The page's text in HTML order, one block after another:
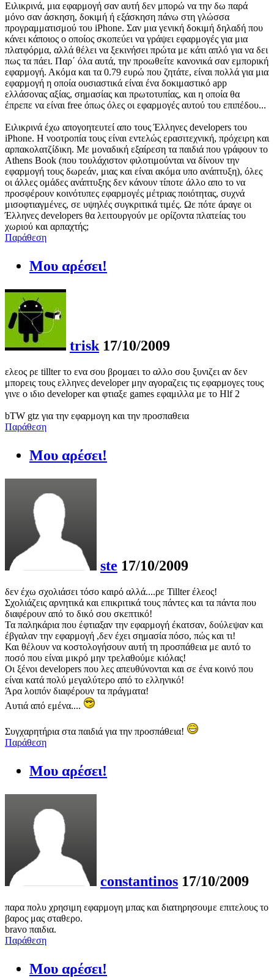
Ειλικρινά, μια εφαρμογή σαν αυτή δεν μπορώ να την δω παρά
μόνο σαν άσκηση, δοκιμή ή εξάσκηση πάνω στη γλώσσα
προγραμματισμού του iPhone. Σαν μια γενική δοκιμή δηλαδή που
κάνει κάποιος ο οποίος σκοπεύει να γράψει εφαρμογές για μια
πλατφόρμα, αλλά θέλει να ξεκινήσει πρώτα με κάτι απλό για να δει
πως τα πάει. Παρ΄ όλα αυτά, την προωθείτε κανονικά σαν εμπορική
εφαρμογή. Ακόμα και τα 0.79 ευρώ που ζητάτε, είναι πολλά για μια
εφαρμογή η οποία ουσιαστικά είναι ένα δοκιμαστικό app
ελλάσονας αξίας, σημασίας και πρωτοτυπίας, και η οποία θα
έπρεπε να είναι free όπως όλες οι εφαρμογές αυτού του επιπέδου...
Ειλικρινά έχω απογοητευτεί απο τους Έλληνες developers του
iPhone. Η νοοτροπία τους είναι εντελώς ερασιτεχνική, πρόχειρη και
αρπακολατζίδικη. Με μοναδική εξαίρεση τα παιδιά που γράφουν το
Athens Book (που τουλάχιστον φιλοτιμούνται να δίνουν την
εφαρμογή τους δωρεάν, μιας και είναι ακόμα υπο ανάπτυξη), όλες
οι άλλες ομάδες ανάπτυξης δεν κάνουν τίποτε άλλο απο το να
προσφέρουν κοινότυπες εφαρμογές μέτριας ποιότητας, συχνά
μισοφτιαγμένες, σε υψηλές συγκριτικά τιμές. Ωε πότε άραγε οι
Έλληνες developers θα λειτουργούν με ορίζοντα πλατείας του
χωριού και αρπαχτής;
Παράθεση
Μου αρέσει!
trisk 17/10/2009
ελεος ρε tillter το ενα σου βρομαει το αλλο σου ξυνιζει αν δεν
μπορεις τους ελληνες developer μην αγοραζεις τις εφαρμογες τους
γινε ο ιδιο developer και φτιαξε games εφαμιλλα με το Hlf 2
bTW gtz για την εφαρμογη και την προσπαθεια
Παράθεση
Μου αρέσει!
ste 17/10/2009
δεν έχω σχολιάσει τόσο καιρό αλλά....ρε Tillter έλεος!
Σχολιάζεις αρνητικά και επικριτικά τους πάντες και τα πάντα που
διαφέρουν από το δικό σου σκεπτικό!
Τα παληκάρια που έφτιαξαν την εφαρμογή έκατσαν, δούλεψαν και
έβγαλαν την εφαρμογή ,δεν έχει σημασία πόσο, πώς και τι!
Και θέλουν να κοστολογήσουν αυτή τη προσπάθεια με αυτό το
ποσό που είναι μικρό μην τρελαθούμε κιόλας!
Οι ξένοι developers που λες απευθύνονται και σε ένα κοινό που
είναι κατά πολύ μεγαλύτερο από το ελληνικό!
Άρα λοιπόν διαφέρουν τα πράγματα!
Αυτιά από εμένα....
Συγχαρητήρια στα παιδιά για την προσπάθεια!
Παράθεση
Μου αρέσει!
constantinos 17/10/2009
παρα πολυ χρησιμη εφαρμογη μπας και διατηρησουμε επιτελους το
βαρος μας σταθερο.
bravo παιδια.
Παράθεση
Μου αρέσει!